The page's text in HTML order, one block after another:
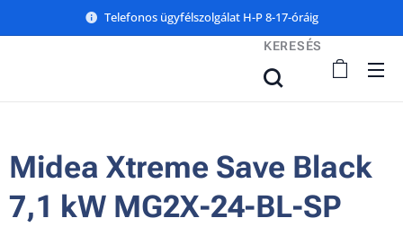
Telefonos ügyfélszolgálat H-P 8-17-óráig
KERESÉS
Midea Xtreme Save Black
7,1 kW MG2X-24-BL-SP